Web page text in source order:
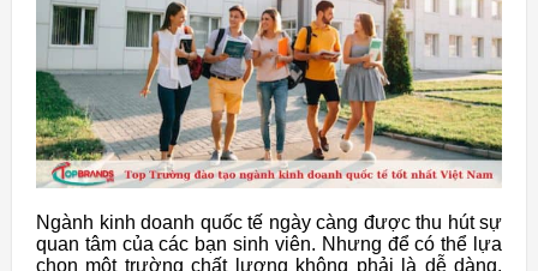
Ngành kinh doanh quốc tế ngày càng được thu hút sự
quan tâm của các bạn sinh viên. Nhưng để có thể lựa
chọn một trường chất lượng không phải là dễ dàng.